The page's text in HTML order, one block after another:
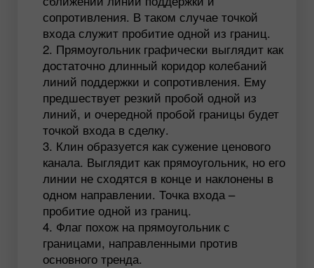
сопротивления. В таком случае точкой
входа служит пробитие одной из границ.
Прямоугольник графически выглядит как
достаточно длинный коридор колебаний
линий поддержки и сопротивления. Ему
предшествует резкий пробой одной из
линий, и очередной пробой границы будет
точкой входа в сделку.
Клин образуется как сужение ценового
канала. Выглядит как прямоугольник, но его
линии не сходятся в конце и наклонены в
одном направлении. Точка входа –
пробитие одной из границ.
Флаг похож на прямоугольник с
границами, направленными против
основного тренда.